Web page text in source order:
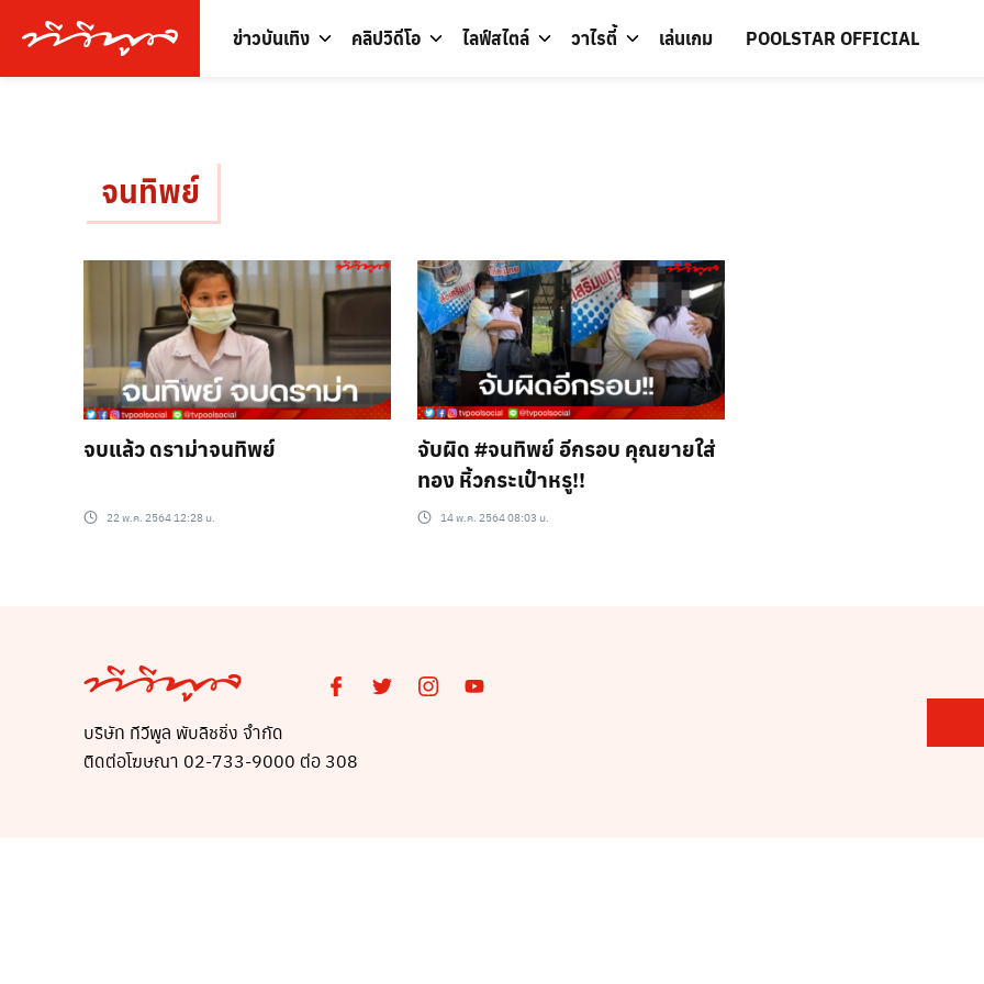
ข่าวบันเทิง คลิปวิดีโอ ไลฟ์สไตล์ วาไรตี้ เล่นเกม POOLSTAR OFFICIAL
จนทิพย์
จบแล้ว ดราม่าจนทิพย์
22 พ.ค. 2564 12:28 น.
จับผิด #จนทิพย์ อีกรอบ คุณยายใส่
ทอง หิ้วกระเป๋าหรู!!
14 พ.ค. 2564 08:03 น.
บริษัท ทีวีพูล พับลิชชิ่ง จำกัด
ติดต่อโฆษณา 02-733-9000 ต่อ 308